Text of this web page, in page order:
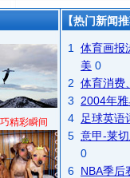
精彩瞬间
【热门新闻
1
体育画报
美 0
2 体育消费
3
2004年
4
足球英语
5 意甲-莱
0
6 NBA季后